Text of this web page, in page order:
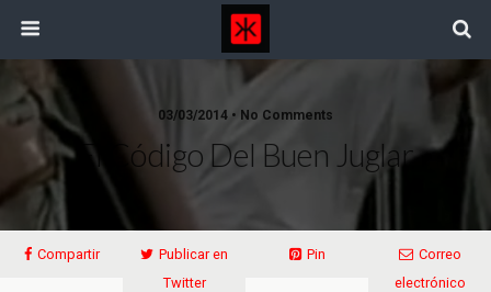
03/03/2014 • No Comments
El Código Del Buen Juglar
Compartir
Publicar en
Twitter
Pin
Correo
electrónico